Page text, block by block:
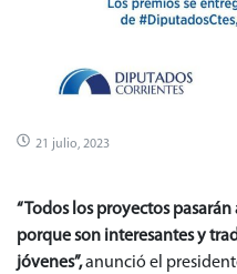
21 julio, 2023
“Todos los proyectos
porque son interesantes y
jóvenes”,anunció el